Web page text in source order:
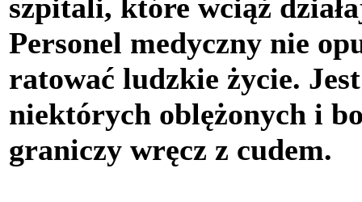
szpitali, które wciąż
Personel medyczny nie
ratować ludzkie życie.
niektórych oblężonych i
graniczy wręcz z cudem.